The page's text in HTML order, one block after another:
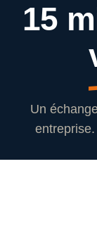
15
Un